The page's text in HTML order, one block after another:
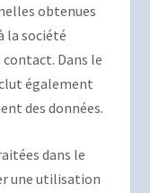
obtenues
la société
Dans le
également
des données.
dans le
une utilisation